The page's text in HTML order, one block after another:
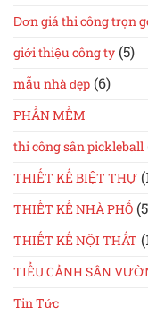
Đơn giá thi công trọn
giới thiệu công ty (5)
mẫu nhà đẹp (6)
PHẦN MỀM
thi công sân pickleball
THIẾT KẾ BIỆT THỰ
THIẾT KẾ NHÀ PHỐ
THIẾT KẾ NỘI THẤT
TIỂU CẢNH SÂN
Tin Tức